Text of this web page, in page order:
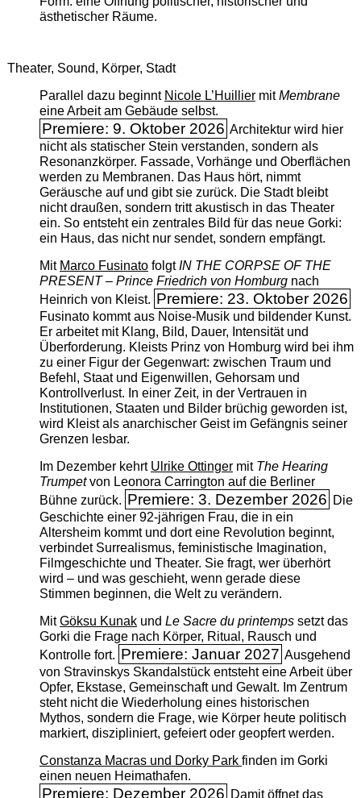
ästhetischer Räume.
Theater, Sound, Körper, Stadt
Parallel dazu beginnt Nicole L’Huilliermit ­Membrane
eine Arbeit am Gebäude selbst.
Premiere: 9. Oktober 2026 Architektur wird hier
nicht als statischer Stein verstanden, sondern als
Resonanzkörper. Fassade, Vorhänge und Oberflächen
werden zu Membranen. Das Haus hört, nimmt
Geräusche auf und gibt sie zurück. Die Stadt bleibt
nicht draußen, sondern tritt akustisch in das Theater
ein. So entsteht ein zentrales Bild für das neue Gorki:
ein Haus, das nicht nur sendet, sondern empfängt.
Mit Marco FusinatofolgtIN THE CORPSE OF THE
PRESENT – Prince Friedrich von Homburgnach
Heinrich von Kleist. Premiere: 23. Oktober 2026
Fusinato kommt aus Noise-Musik und bildender Kunst.
Er arbeitet mit Klang, Bild, Dauer, Intensität und
Überforderung. Kleists Prinz von Homburg wird bei ihm
zu einer Figur der Gegenwart: zwischen Traum und
Befehl, Staat und Eigenwillen, Gehorsam und
Kontrollverlust. In einer Zeit, in der Vertrauen in
Institutionen, Staaten und Bilder brüchig geworden ist,
wird Kleist als anarchischer Geist im Gefängnis seiner
Grenzen lesbar.
Im Dezember kehrt Ulrike Ottingermit The ­Hearing
Trumpetvon Leonora Carrington auf die Berliner
Bühne zurück. Premiere: 3. Dezember 2026 Die
Geschichte einer 92-jährigen Frau, die in ein
Altersheim kommt und dort eine Revolution beginnt,
verbindet Surrealismus, feministische Imagination,
Filmgeschichte und Theater. Sie fragt, wer überhört
wird – und was geschieht, wenn gerade diese
Stimmen beginnen, die Welt zu verändern.
MitGöksu Kunakund Le Sacre du printempssetzt das
Gorki die Frage nach Körper, Ritual, Rausch und
Kontrolle fort. Premiere: Januar 2027 Ausgehend
von Stravinskys Skandalstück entsteht eine Arbeit über
Opfer, Ekstase, Gemeinschaft und Gewalt. Im Zentrum
steht nicht die Wiederholung eines historischen
Mythos, sondern die Frage, wie Körper heute politisch
markiert, diszipliniert, gefeiert oder geopfert werden.
Constanza Macras und Dorky Park finden im Gorki
einen neuen Heimathafen.
Premiere: Dezember 2026 Damit öffnet das